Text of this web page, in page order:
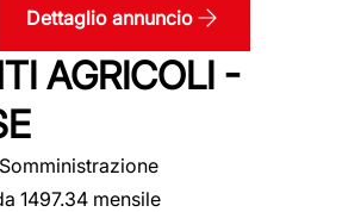
Dettaglio annuncio
AGRICOLI -
Somministrazione
1497.34 mensile